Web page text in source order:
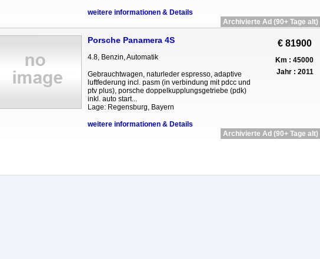
weitere informationen & Details
Archivierte Ad (90+ Tage alt)
Porsche Panamera 4S
4.8, Benzin, Automatik
Gebrauchtwagen, naturleder espresso, adaptive
luftfederung incl. pasm (in verbindung mit pdcc und
ptv plus), porsche doppelkupplungsgetriebe (pdk)
inkl. auto start...
Lage: Regensburg, Bayern
weitere informationen & Details
€ 81900
Km : 45000
Jahr : 2011
Archivierte Ad (90+ Tage alt)